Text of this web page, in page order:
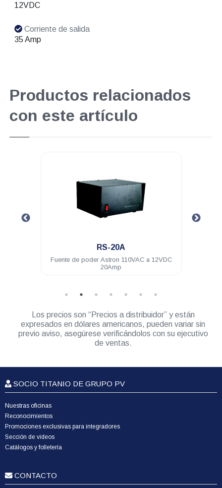
12VDC
Corriente de salida
35 Amp
Productos relacionados
con este artículo
RS-20A
Fuente de poder Astron 110VAC a 12VDC
20Amp
Los precios son “Precios a distribuidor” y están
expresados en dólares americanos, pueden variar sin
previo aviso, asegúrese verificándolos con su ejecutivo
de ventas.
SOCIO TITANIO DE GRUPO PV
Nuestras oficinas
Reconocimientos
Promociones exclusivas para integradores
Sección de videos
Catálogos y folletería
CONTACTO